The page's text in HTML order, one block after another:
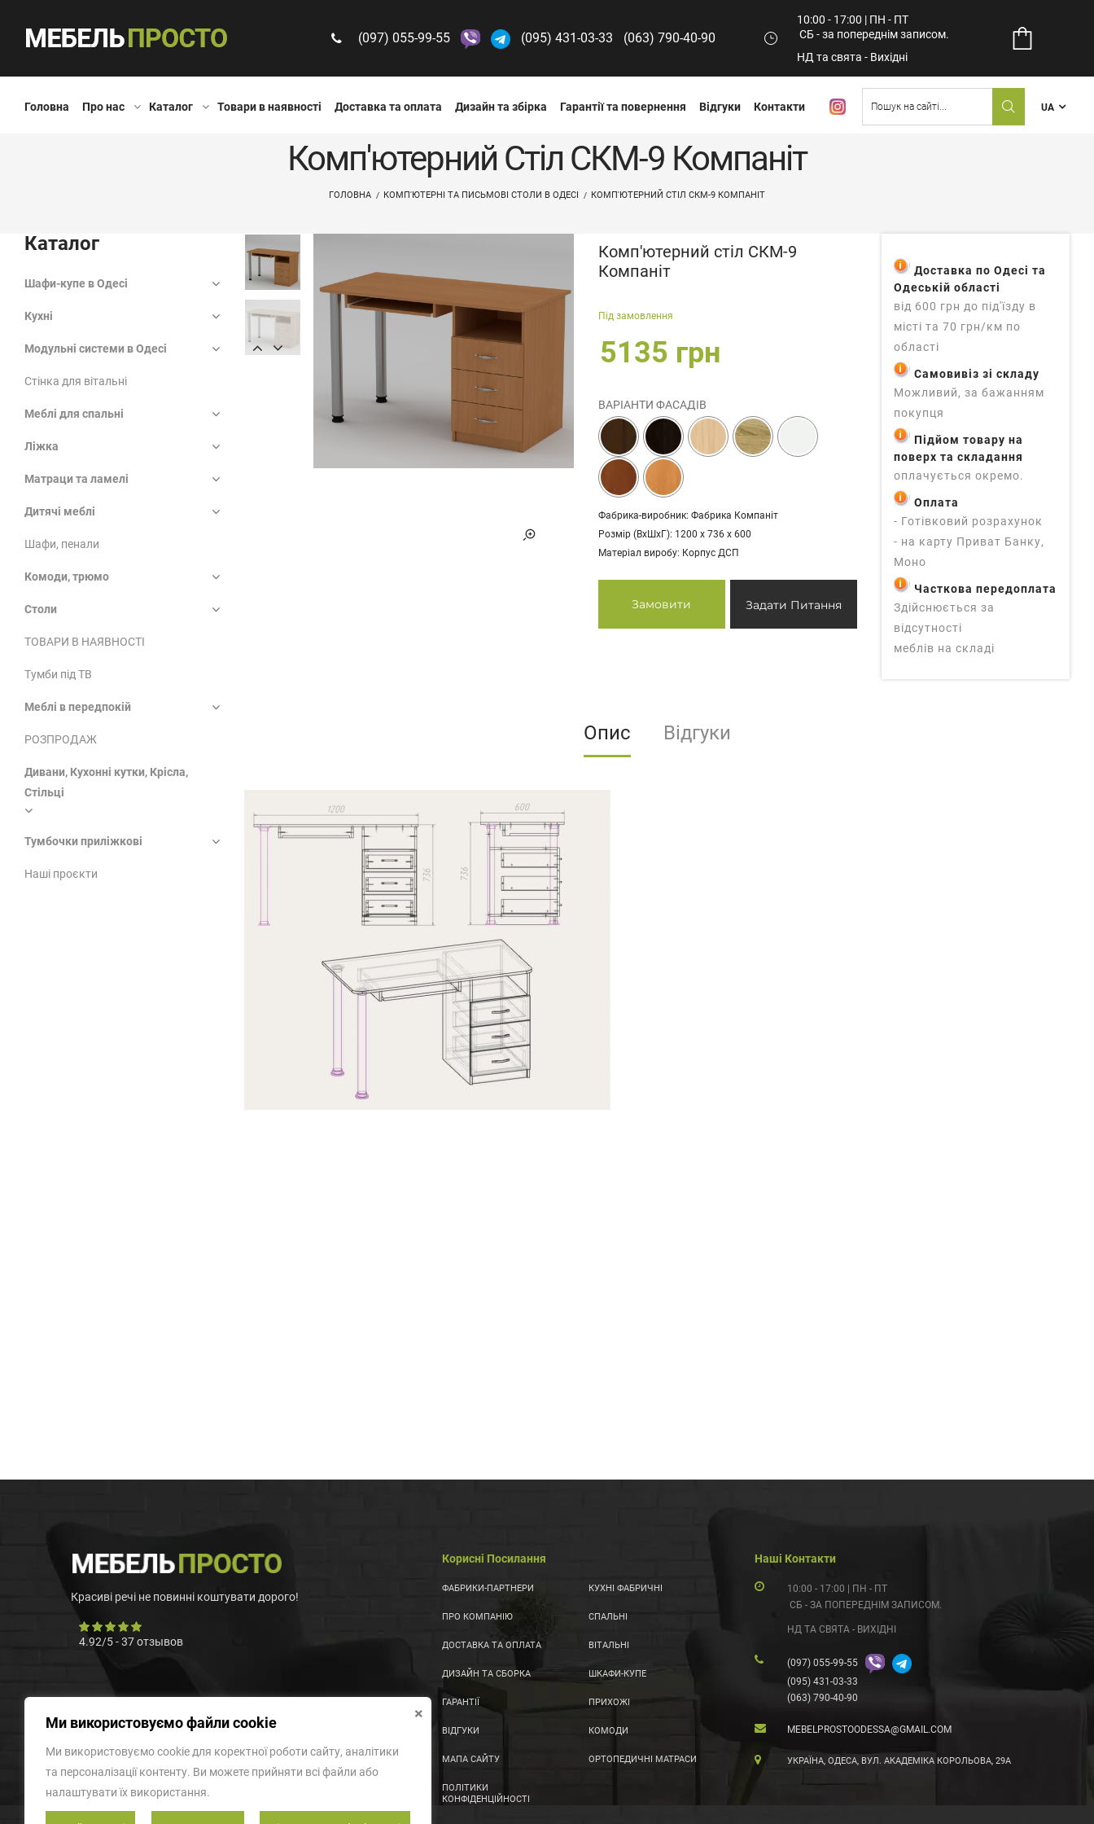
(097) 055-99-55 (095) 431-03-33 (063) 790-40-90
10:00 - 17:00 | ПН - ПТ
СБ - за попереднім записом.
НД та свята - Вихідні
Головна Про нас Каталог Товари в наявності Доставка та оплата Дизайн та збірка Гарантії та повернення Відгуки Контакти UA
Комп'ютерний Стіл СКМ-9 Компаніт
ГОЛОВНА КОМП'ЮТЕРНІ ТА ПИСЬМОВІ СТОЛИ В ОДЕСІ КОМП'ЮТЕРНИЙ СТІЛ СКМ-9 КОМПАНІТ
Комп'ютерний стіл СКМ-9
Компаніт
Під замовлення
5135 грн
ВАРІАНТИ ФАСАДІВ
Фабрика-виробник: Фабрика Компаніт
Розмір (ВхШхГ): 1200 х 736 х 600
Матеріал виробу: Корпус ДСП
Замовити Задати Питання
Доставка по Одесі та
Одеській області
від 600 грн до під'їзду в
місті та 70 грн/км по
області
Самовивіз зі складу
Можливий, за бажанням
покупця
Підйом товару на
поверх та складання
оплачується окремо.
Оплата
- Готівковий розрахунок
- на карту Приват Банку,
Моно
Часткова передоплата
Здійснюється за
відсутності
меблів на складі
Опис Відгуки
Каталог
Шафи-купе в Одесі
Кухні
Модульні системи в Одесі
Стінка для вітальні
Меблі для спальні
Ліжка
Матраци та ламелі
Дитячі меблі
Шафи, пенали
Комоди, трюмо
Столи
ТОВАРИ В НАЯВНОСТІ
Тумби під ТВ
Меблі в передпокій
РОЗПРОДАЖ
Дивани, Кухонні кутки, Крісла,
Стільці
Тумбочки приліжкові
Наші проєкти
Красиві речі не повинні коштувати дорого!
4.92/5-37отзывов
Корисні Посилання
ФАБРИКИ-ПАРТНЕРИ
ПРО КОМПАНІЮ
ДОСТАВКА ТА ОПЛАТА
ДИЗАЙН ТА СБОРКА
ГАРАНТІЇ
ВІДГУКИ
МАПА САЙТУ
ПОЛІТИКИ
КОНФІДЕНЦІЙНОСТІ
КУХНІ ФАБРИЧНІ
СПАЛЬНІ
ВІТАЛЬНІ
ШКАФИ-КУПЕ
ПРИХОЖІ
КОМОДИ
ОРТОПЕДИЧНІ МАТРАСИ
Наші Контакти
10:00 - 17:00 | ПН - ПТ
СБ - ЗА ПОПЕРЕДНІМ ЗАПИСОМ.
НД ТА СВЯТА - ВИХІДНІ
(097) 055-99-55
(095) 431-03-33
(063) 790-40-90
MEBELPROSTOODESSA@GMAIL.COM
УКРАЇНА, ОДЕСА, ВУЛ. АКАДЕМІКА КОРОЛЬОВА, 29А
×
Ми використовуємо файли cookie
Ми використовуємо cookie для коректної роботи сайту, аналітики
та персоналізації контенту. Ви можете прийняти всі файли або
налаштувати їх використання.